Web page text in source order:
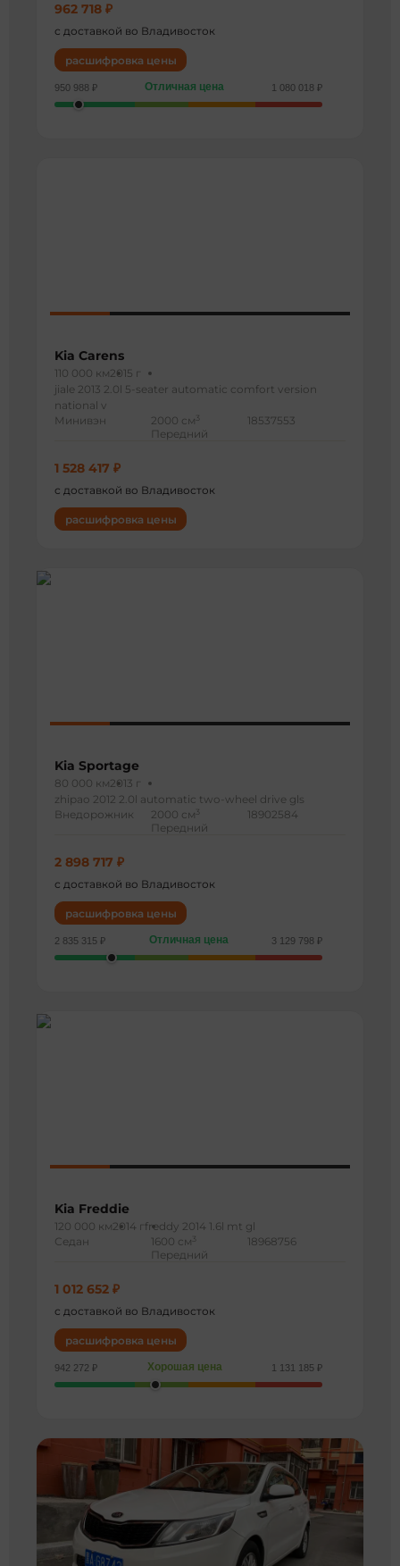
962 718 ₽
с доставкой во Владивосток
расшифровка цены
950 988 ₽ Отличная цена 1 080 018 ₽
Kia Carens
110 000 км2015 г
jiale 2013 2.0l 5-seater automatic comfort version
national v
Минивэн
2000 см 3
Передний
18537553
1 528 417 ₽
с доставкой во Владивосток
расшифровка цены
Kia Sportage
80 000 км2013 г
zhipao 2012 2.0l automatic two-wheel drive gls
Внедорожник
2000 см 3
Передний
18902584
2 898 717 ₽
с доставкой во Владивосток
расшифровка цены
2 835 315 ₽ Отличная цена 3 129 798 ₽
Kia Freddie
120 000 км2014 г freddy 2014 1.6l mt gl
Седан
1600 см 3
Передний
18968756
1 012 652 ₽
с доставкой во Владивосток
расшифровка цены
942 272 ₽ Хорошая цена 1 131 185 ₽